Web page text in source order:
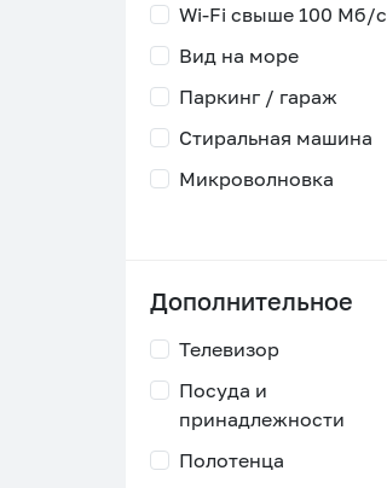
Wi-Fi свыше 100 Мб/с
Вид на море
Паркинг / гараж
Стиральная машина
Микроволновка
Дополнительное
Телевизор
Посуда и
принадлежности
Полотенца